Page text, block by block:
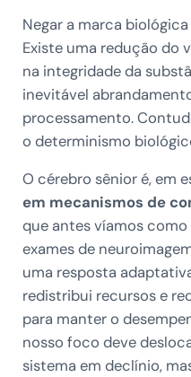
Negar a marca
Existe uma redução do
na integridade da
inevitável
processamento.
o determinismo
O cérebro sênior é, em
em mecanismos de
que antes víamos
exames de
uma resposta
redistribui recursos e
para manter o
nosso foco deve
sistema em declínio,